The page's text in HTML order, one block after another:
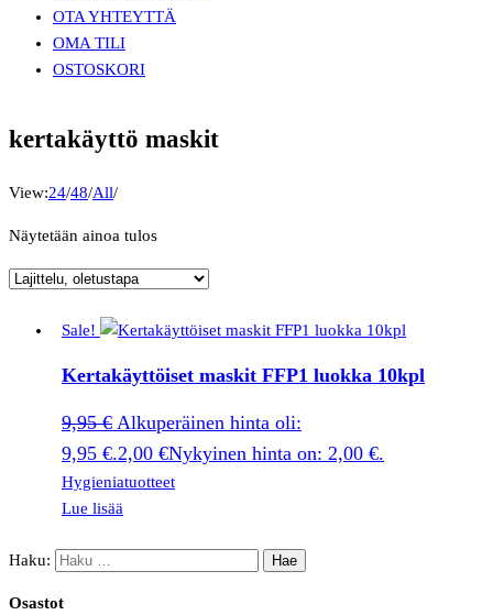
OTA YHTEYTTÄ
OMA TILI
OSTOSKORI
kertakäyttö maskit
View:24/48/All/
Näytetään ainoa tulos
Sale!
Kertakäyttöiset maskit FFP1 luokka 10kpl
9,95€ Alkuperäinen hinta oli:
9,95 €.2,00 €Nykyinen hinta on: 2,00 €.
Hygieniatuotteet
Lue lisää
Haku:
Osastot